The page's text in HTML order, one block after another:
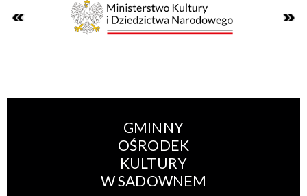
GMINNY
OŚRODEK
KULTURY
W SADOWNEM